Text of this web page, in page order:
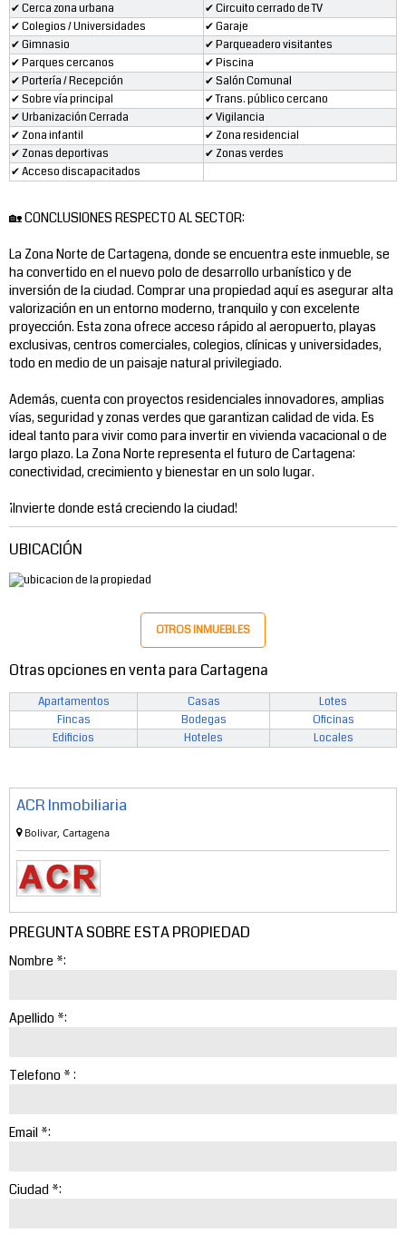
✔ Cerca zona urbana
✔ Circuito cerrado de TV
✔ Colegios / Universidades
✔ Garaje
✔ Gimnasio
✔ Parqueadero visitantes
✔ Parques cercanos
✔ Piscina
✔ Portería / Recepción
✔ Salón Comunal
✔ Sobre vía principal
✔ Trans. público cercano
✔ Urbanización Cerrada
✔ Vigilancia
✔ Zona infantil
✔ Zona residencial
✔ Zonas deportivas
✔ Zonas verdes
✔ Acceso discapacitados
🏡 CONCLUSIONES RESPECTO AL SECTOR:
La Zona Norte de Cartagena, donde se encuentra este inmueble, se
ha convertido en el nuevo polo de desarrollo urbanístico y de
inversión de la ciudad. Comprar una propiedad aquí es asegurar alta
valorización en un entorno moderno, tranquilo y con excelente
proyección. Esta zona ofrece acceso rápido al aeropuerto, playas
exclusivas, centros comerciales, colegios, clínicas y universidades,
todo en medio de un paisaje natural privilegiado.
Además, cuenta con proyectos residenciales innovadores, amplias
vías, seguridad y zonas verdes que garantizan calidad de vida. Es
ideal tanto para vivir como para invertir en vivienda vacacional o de
largo plazo. La Zona Norte representa el futuro de Cartagena:
conectividad, crecimiento y bienestar en un solo lugar.
¡Invierte donde está creciendo la ciudad!
UBICACIÓN
OTROS INMUEBLES
Otras opciones en venta para Cartagena
Apartamentos Casas
Lotes
Fincas
Bodegas
Oficinas
Edificios
Hoteles Locales
ACR Inmobiliaria
Bolivar, Cartagena
PREGUNTA SOBRE ESTA PROPIEDAD
Nombre *:
Apellido *:
Telefono * :
Email *:
Ciudad *: